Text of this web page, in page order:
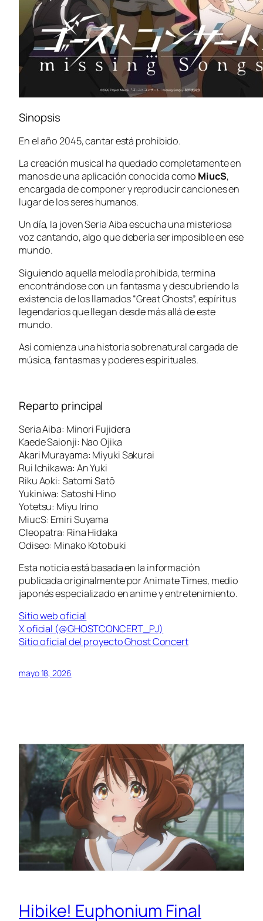
Sinopsis
En el año 2045, cantar está prohibido.
La creación musical ha quedado completamente en
manos de una aplicación conocida como MiucS,
encargada de componer y reproducir canciones en
lugar de los seres humanos.
Un día, la joven Seria Aiba escucha una misteriosa
voz cantando, algo que debería ser imposible en ese
mundo.
Siguiendo aquella melodía prohibida, termina
encontrándose con un fantasma y descubriendo la
existencia de los llamados “Great Ghosts”, espíritus
legendarios que llegan desde más allá de este
mundo.
Así comienza una historia sobrenatural cargada de
música, fantasmas y poderes espirituales.
Reparto principal
Seria Aiba: Minori Fujidera
Kaede Saionji: Nao Ojika
Akari Murayama: Miyuki Sakurai
Rui Ichikawa: An Yuki
Riku Aoki: Satomi Satō
Yukiniwa: Satoshi Hino
Yotetsu: Miyu Irino
MiucS: Emiri Suyama
Cleopatra: Rina Hidaka
Odiseo: Minako Kotobuki
Esta noticia está basada en la información
publicada originalmente por Animate Times, medio
japonés especializado en anime y entretenimiento.
Sitio web oficial
X oficial (@GHOSTCONCERT_PJ)
Sitio oficial del proyecto Ghost Concert
mayo 18, 2026
Hibike! Euphonium Final